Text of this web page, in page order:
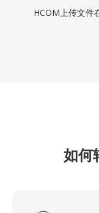
HCOM上传文件
如何